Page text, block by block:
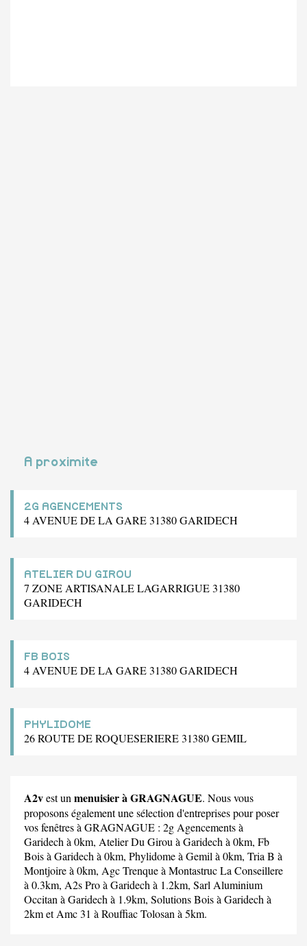
A proximite
2G AGENCEMENTS
4 AVENUE DE LA GARE 31380 GARIDECH
ATELIER DU GIROU
7 ZONE ARTISANALE LAGARRIGUE 31380
GARIDECH
FB BOIS
4 AVENUE DE LA GARE 31380 GARIDECH
PHYLIDOME
26 ROUTE DE ROQUESERIERE 31380 GEMIL
A2vest un menuisier à GRAGNAGUE. Nous vous
proposons également une sélection d'entreprises pour poser
vos fenêtres à GRAGNAGUE : 2g Agencementsà
Garidech à 0km, Atelier Du Girou à Garidech à 0km, Fb
Boisà Garidech à 0km, Phylidomeà Gemil à 0km, Tria B à
Montjoire à 0km, Agc Trenqueà Montastruc La Conseillere
à 0.3km, A2s Proà Garidech à 1.2km, Sarl Aluminium
Occitan à Garidech à 1.9km, Solutions Boisà Garidech à
2km etAmc 31 à Rouffiac Tolosan à 5km.